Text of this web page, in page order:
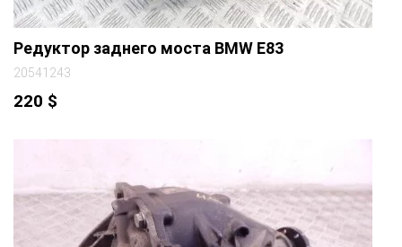
Редуктор заднего моста BMW E83
20541243
220 $